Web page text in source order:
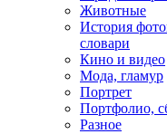
Животные
История
словари
Кино и видео
Мода, гламур
Портрет
Портфолио,
Разное